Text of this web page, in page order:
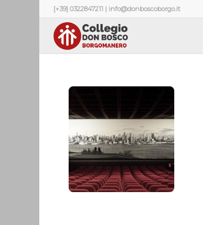
[+39] 0322847211 | info@donboscoborgo.it